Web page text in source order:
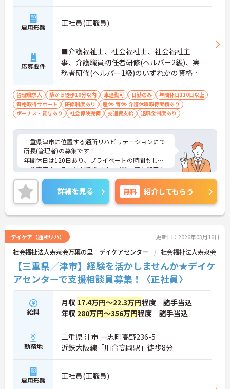
雇用形態 正社員(正職員)
応募要件
■介護福祉士、社会福祉士、社会福祉主
事、介護職員初任者研修(ヘルパー2級)、実
務者研修(ヘルパー1級)のいずれかの資格必
須 ■普通自動車運転免許：必須 ■経験：必
須
管理職求人 駅から徒歩10分以内 車通勤可 日勤のみ
年間休日110日以上
資格取得サポート
研修制度あり
産休･育休･介護休暇取得実績あり
ボーナス・賞与あり
社会保険完備 交通費支給 退職金制度あり
三重県津市に位置する通所リハビリテーションにて
所長(管理者)の募集です！
年間休日は120日あり、プライベートの時間もしっ
かり充実させることができます。昇給・賞与制度や
各種手当整っており、長く働ける環境がございま
す。
ご興味のある方には、面接対策ポイントなど、さら
に詳細をご案内しますのでお気軽にご相談くださ
い！
詳細を見る 無料 紹介してもらう
デイケア（通所リハ） 更新日：2026年03月16日
社会福祉法人寿泉会万葉の里 デイケアセンター 社会福祉法人寿泉会
【三重県／津市】経験を活かしませんか★デイケ
アセンターで支援相談員募集！〈正社員〉
給料
月収 17.4万円～22.3万円程度 諸手当込
年収 280万円～356万円程度 諸手当込
勤務地
三重県 津市 一志町高野236-5
近鉄大阪線「川合高岡駅」徒歩8分
雇用形態 正社員(正職員)